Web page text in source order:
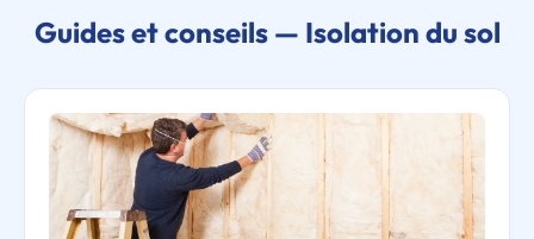
Guides et conseils — Isolation du sol